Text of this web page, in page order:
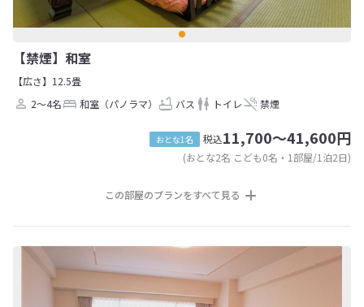
【禁煙】和室
【広さ】12.5畳
2～4名
和室（パノラマ） バス トイレ 禁煙
おとな1名 税込11,700～41,600円
(おとな2名 こども0名・1部屋/1泊2日)
この部屋のプランをすべて見る